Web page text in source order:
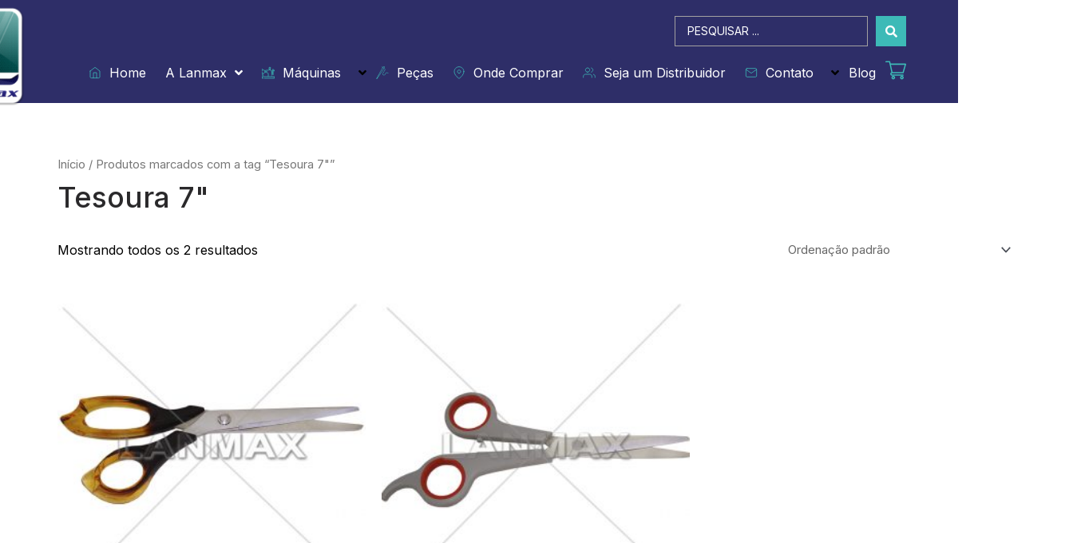
Ir
para
o
conteúdo
Pesquisar
...
Home
A Lanmax Máquinas Peças Onde Comprar Seja um Distribuidor Contato Blog
Início / Produtos marcados com a tag “Tesoura 7"”
Tesoura 7"
Mostrando todos os 2 resultados